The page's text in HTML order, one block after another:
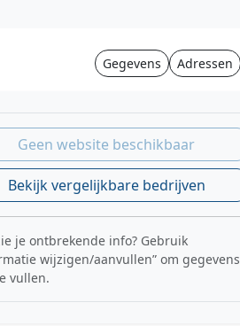
Gegevens Adressen
Geen website beschikbaar
Bekijk vergelijkbare bedrijven
je ontbrekende info? Gebruik
wijzigen/aanvullen” om gegevens
vullen.